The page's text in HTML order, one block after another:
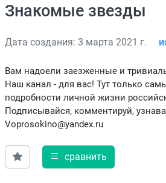
Знакомые звезды
Дата создания: 3 марта 2021 г.
Вам надоели заезженные и
Наш канал - для вас! Тут только
подробности личной жизни
Подписывайся, комментируй,
Voprosokino@yandex.ru
сравнить